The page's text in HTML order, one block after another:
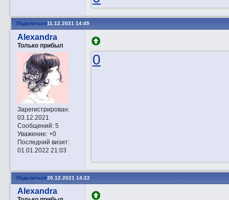
Поделиться11.12.2021 14:49
Alexandra
Только прибыл
Зарегистрирован:
03.12.2021
Сообщений:5
Уважение: +0
Последний визит:
01.01.2022 21:03
0
Поделиться20.12.2021 14:22
Alexandra